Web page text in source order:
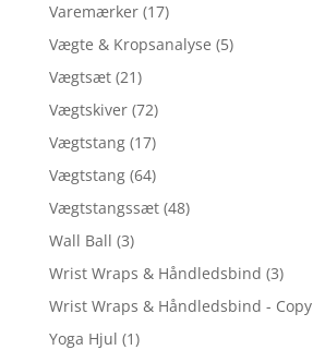
Varemærker (17)
Vægte & Kropsanalyse (5)
Vægtsæt (21)
Vægtskiver (72)
Vægtstang (17)
Vægtstang (64)
Vægtstangssæt (48)
Wall Ball (3)
Wrist Wraps & Håndledsbind (3)
Wrist Wraps & Håndledsbind - Copy
Yoga Hjul (1)